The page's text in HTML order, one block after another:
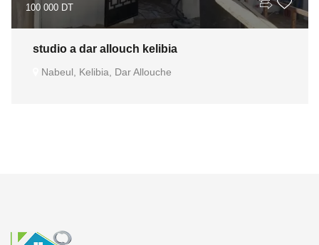
100 000 DT
studio a dar allouch kelibia
Nabeul, Kelibia, Dar Allouche